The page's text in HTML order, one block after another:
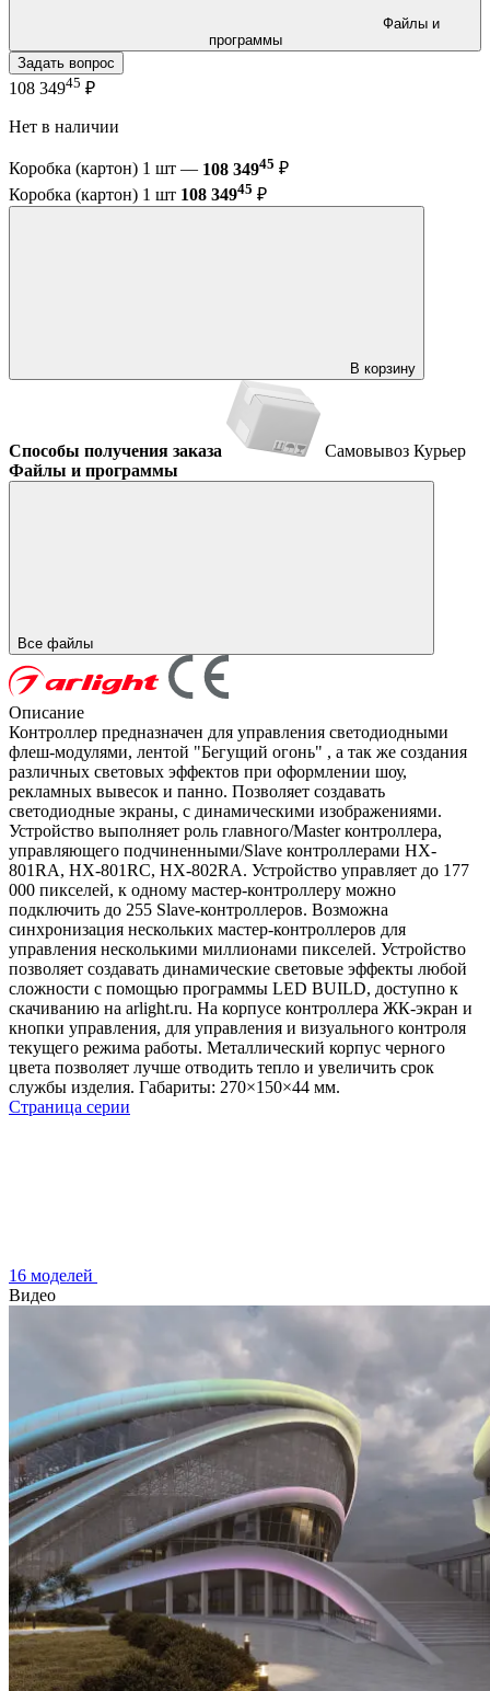
программы
Задать вопрос
108 34945 ₽
Нет в наличии
Коробка (картон) 1 шт — 108 34945 ₽
Коробка (картон) 1 шт 108 34945 ₽
В корзину
Способы получения заказа Самовывоз Курьер
Файлы и программы
Все файлы
Описание
Контроллер предназначен для управления светодиодными
флеш-модулями, лентой "Бегущий огонь" , а так же создания
различных световых эффектов при оформлении шоу,
рекламных вывесок и панно. Позволяет создавать
светодиодные экраны, с динамическими изображениями.
Устройство выполняет роль главного/Master контроллера,
управляющего подчиненными/Slave контроллерами HX-
801RA, HX-801RC, HX-802RA. Устройство управляет до 177
000 пикселей, к одному мастер-контроллеру можно
подключить до 255 Slave-контроллеров. Возможна
синхронизация нескольких мастер-контроллеров для
управления несколькими миллионами пикселей. Устройство
позволяет создавать динамические световые эффекты любой
сложности с помощью программы LED BUILD, доступно к
скачиванию на arlight.ru. На корпусе контроллера ЖК-экран и
кнопки управления, для управления и визуального контроля
текущего режима работы. Металлический корпус черного
цвета позволяет лучше отводить тепло и увеличить срок
службы изделия. Габариты: 270×150×44 мм.
Страница серии
16 моделей
Видео